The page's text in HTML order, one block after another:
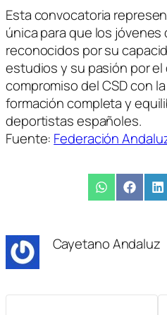
Esta convocatoria
única para que los
reconocidos por su
estudios y su pasión por
compromiso del CSD con
formación completa y
deportistas españoles.
Fuente: Federación
Compartir
en
WhatsApp
en
Cayetano Andaluz